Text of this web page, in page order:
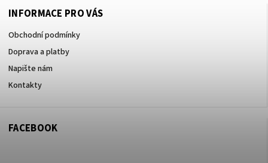
INFORMACE PRO VÁS
Obchodní podmínky
Doprava a platby
Napište nám
Kontakty
FACEBOOK